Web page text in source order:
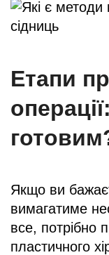
Етапи
Якщо ви
вимагатиме
все, потрібно
пластичного